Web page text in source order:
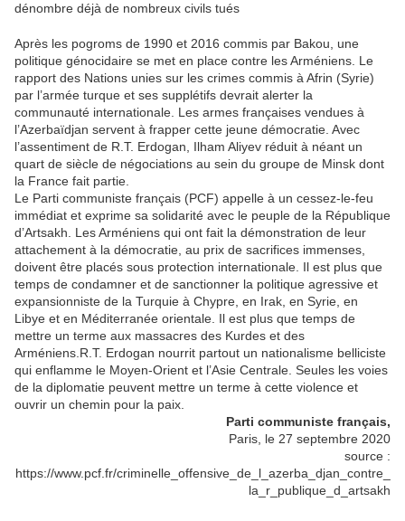
dénombre déjà de nombreux civils tués
Après les pogroms de 1990 et 2016 commis par Bakou, une
politique génocidaire se met en place contre les Arméniens. Le
rapport des Nations unies sur les crimes commis à Afrin (Syrie)
par l’armée turque et ses supplétifs devrait alerter la
communauté internationale. Les armes françaises vendues à
l’Azerbaïdjan servent à frapper cette jeune démocratie. Avec
l’assentiment de R.T. Erdogan, Ilham Aliyev réduit à néant un
quart de siècle de négociations au sein du groupe de Minsk dont
la France fait partie.
Le Parti communiste français (PCF) appelle à un cessez-le-feu
immédiat et exprime sa solidarité avec le peuple de la République
d’Artsakh. Les Arméniens qui ont fait la démonstration de leur
attachement à la démocratie, au prix de sacrifices immenses,
doivent être placés sous protection internationale. Il est plus que
temps de condamner et de sanctionner la politique agressive et
expansionniste de la Turquie à Chypre, en Irak, en Syrie, en
Libye et en Méditerranée orientale. Il est plus que temps de
mettre un terme aux massacres des Kurdes et des
Arméniens.R.T. Erdogan nourrit partout un nationalisme belliciste
qui enflamme le Moyen-Orient et l’Asie Centrale. Seules les voies
de la diplomatie peuvent mettre un terme à cette violence et
ouvrir un chemin pour la paix.
Parti communiste français,
Paris, le 27 septembre 2020
source :
https://www.pcf.fr/criminelle_offensive_de_l_azerba_djan_contre_
la_r_publique_d_artsakh